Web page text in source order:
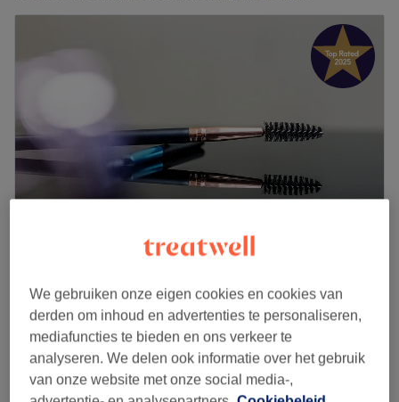
5,0
245 reviews
Woeste, Jette
Laat zien op de kaart
Peeling du visage
1 u
€65
Kort overzicht salongegevens
We gebruiken onze eigen cookies en cookies van
derden om inhoud en advertenties te personaliseren,
mediafuncties te bieden en ons verkeer te
analyseren. We delen ook informatie over het gebruik
van onze website met onze social media-,